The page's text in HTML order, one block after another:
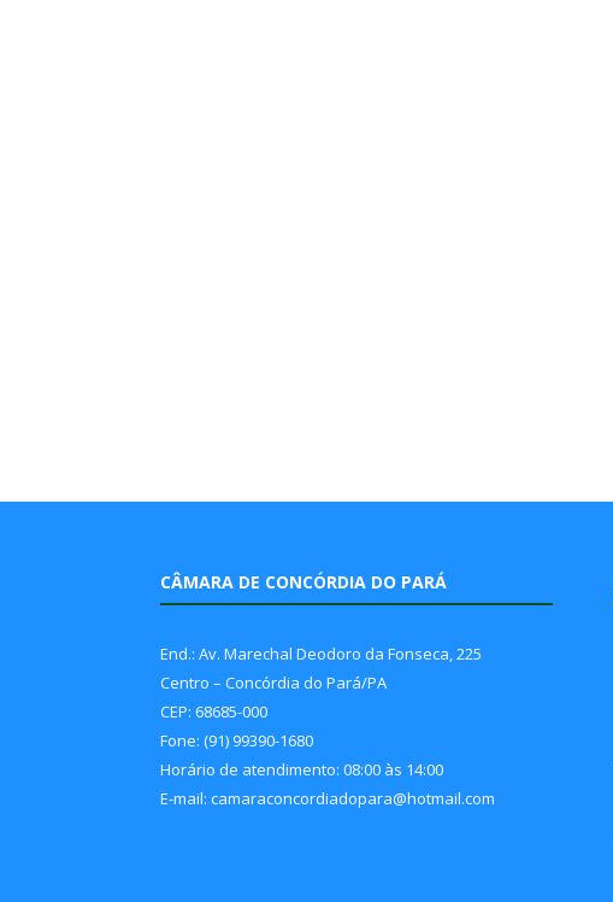
CÂMARA DE CONCÓRDIA DO PARÁ
End.: Av. Marechal Deodoro da Fonseca, 225
Centro – Concórdia do Pará/PA
CEP: 68685-000
Fone: (91) 99390-1680
Horário de atendimento: 08:00 às 14:00
E-mail: camaraconcordiadopara@hotmail.com